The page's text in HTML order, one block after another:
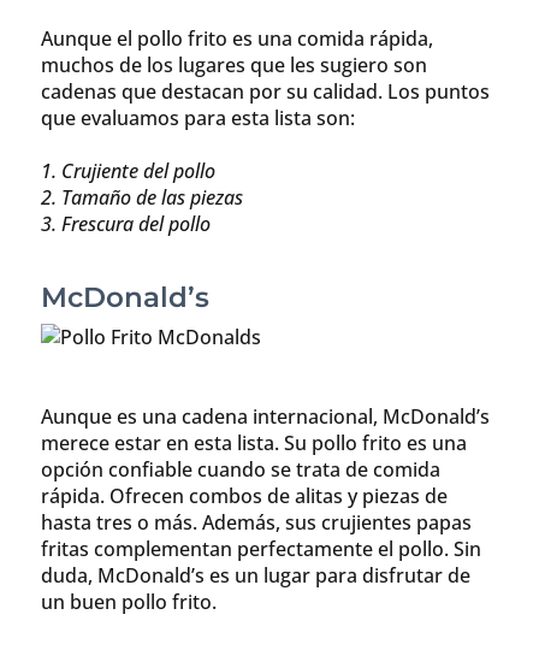
Aunque el pollo frito es una comida rápida,
muchos de los lugares que les sugiero son
cadenas que destacan por su calidad. Los puntos
que evaluamos para esta lista son:
1. Crujiente del pollo
2. Tamaño de las piezas
3. Frescura del pollo
McDonald’s
Aunque es una cadena internacional, McDonald’s
merece estar en esta lista. Su pollo frito es una
opción confiable cuando se trata de comida
rápida. Ofrecen combos de alitas y piezas de
hasta tres o más. Además, sus crujientes papas
fritas complementan perfectamente el pollo. Sin
duda, McDonald’s es un lugar para disfrutar de
un buen pollo frito.